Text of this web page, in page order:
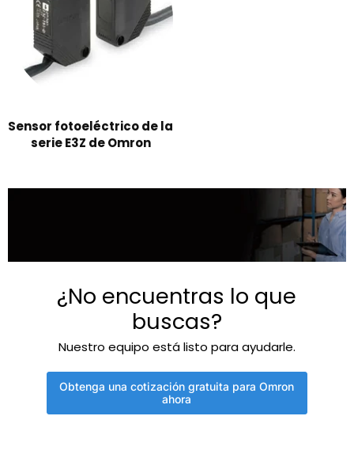
Sensor fotoeléctrico de la
serie E3Z de Omron
¿No encuentras lo que
buscas?
Nuestro equipo está listo para ayudarle.
Obtenga una cotización gratuita para Omron
ahora